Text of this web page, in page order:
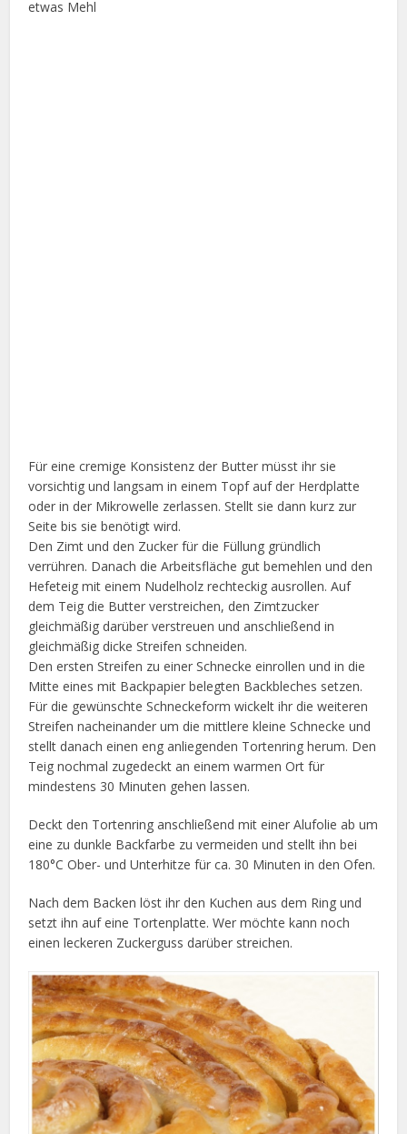
etwas Mehl
Für eine cremige Konsistenz der Butter müsst ihr sie
vorsichtig und langsam in einem Topf auf der Herdplatte
oder in der Mikrowelle zerlassen. Stellt sie dann kurz zur
Seite bis sie benötigt wird.
Den Zimt und den Zucker für die Füllung gründlich
verrühren. Danach die Arbeitsfläche gut bemehlen und den
Hefeteig mit einem Nudelholz rechteckig ausrollen. Auf
dem Teig die Butter verstreichen, den Zimtzucker
gleichmäßig darüber verstreuen und anschließend in
gleichmäßig dicke Streifen schneiden.
Den ersten Streifen zu einer Schnecke einrollen und in die
Mitte eines mit Backpapier belegten Backbleches setzen.
Für die gewünschte Schneckeform wickelt ihr die weiteren
Streifen nacheinander um die mittlere kleine Schnecke und
stellt danach einen eng anliegenden Tortenring herum. Den
Teig nochmal zugedeckt an einem warmen Ort für
mindestens 30 Minuten gehen lassen.
Deckt den Tortenring anschließend mit einer Alufolie ab um
eine zu dunkle Backfarbe zu vermeiden und stellt ihn bei
180°C Ober- und Unterhitze für ca. 30 Minuten in den Ofen.
Nach dem Backen löst ihr den Kuchen aus dem Ring und
setzt ihn auf eine Tortenplatte. Wer möchte kann noch
einen leckeren Zuckerguss darüber streichen.